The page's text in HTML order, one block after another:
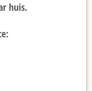
huis.